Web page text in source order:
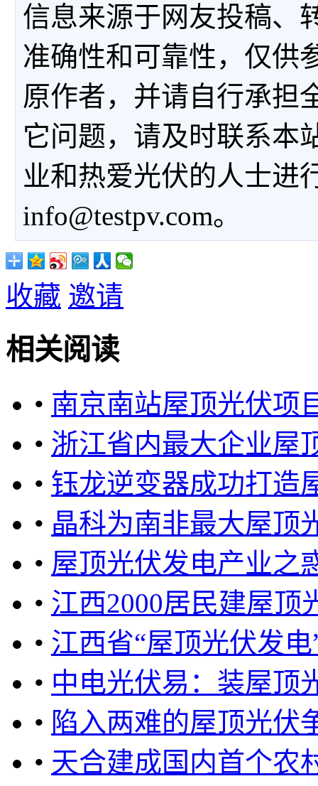
信息来源于网友投稿、
准确性和可靠性，仅供
原作者，并请自行承担
它问题，请及时联系本
业和热爱光伏的人士进
info@testpv.com。
收藏 邀请
相关阅读
• 南京南站屋顶光伏项
• 浙江省内最大企业屋
• 钰龙逆变器成功打造
• 晶科为南非最大屋顶
• 屋顶光伏发电产业之
• 江西2000居民建屋顶
• 江西省“屋顶光伏发
• 中电光伏易：装屋顶
• 陷入两难的屋顶光伏
• 天合建成国内首个农